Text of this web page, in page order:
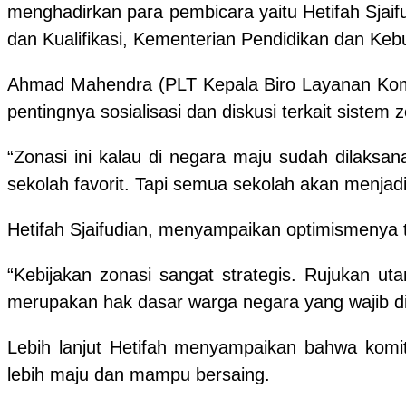
menghadirkan para pembicara yaitu Hetifah
dan Kualifikasi, Kementerian Pendidikan dan
Ahmad Mahendra (PLT Kepala Biro Layanan
pentingnya sosialisasi dan diskusi terkait sistem
“Zonasi ini kalau di negara maju sudah
sekolah favorit. Tapi semua sekolah akan
Hetifah Sjaifudian, menyampaikan
“Kebijakan zonasi sangat strategis. Rujukan
merupakan hak dasar warga negara yang wajib
Lebih lanjut Hetifah menyampaikan bahwa
lebih maju dan mampu bersaing.